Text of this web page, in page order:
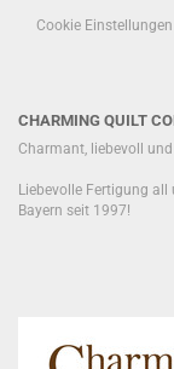
Cookie Einstellungen
CHARMING QUILT
Charmant, liebevoll
Liebevolle Fertigung
Bayern seit 1997!